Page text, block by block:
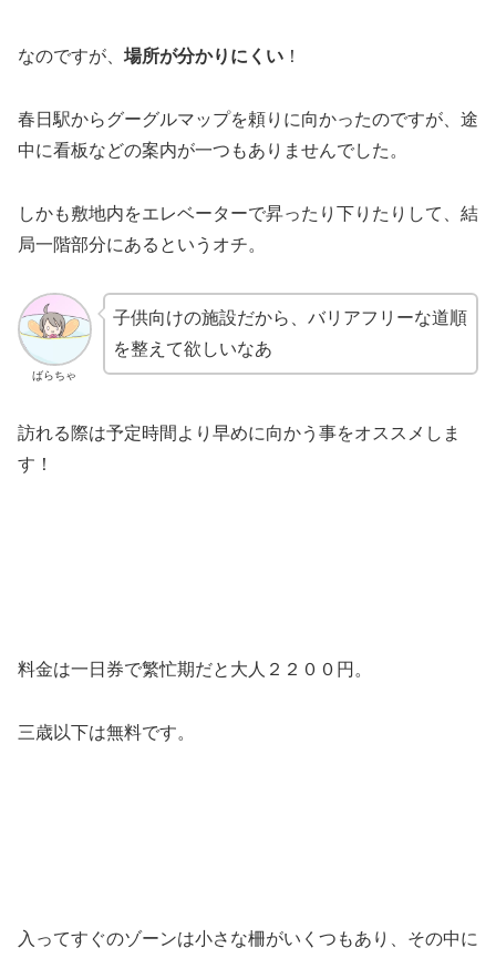
なのですが、 場所が分かりにくい ！
春日駅からグーグルマップを頼りに向かったのですが、途
中に看板などの案内が一つもありませんでした。
しかも敷地内をエレベーターで昇ったり下りたりして、結
局一階部分にあるというオチ。
ばらちゃ
子供向けの施設だから、バリアフリーな道順
を整えて欲しいなあ
訪れる際は予定時間より早めに向かう事をオススメしま
す！
料金は一日券で繁忙期だと大人２２００円。
三歳以下は無料です。
入ってすぐのゾーンは小さな柵がいくつもあり、その中に